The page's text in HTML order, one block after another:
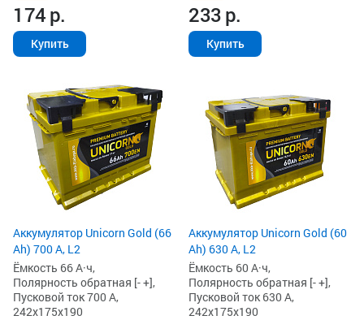
174р.
Купить
233р.
Купить
Аккумулятор Unicorn Gold (66
Ah) 700 А, L2
Ёмкость 66 А·ч,
Полярность обратная [- +],
Пусковой ток 700 А,
242x175x190
Аккумулятор Unicorn Gold (60
Ah) 630 А, L2
Ёмкость 60 А·ч,
Полярность обратная [- +],
Пусковой ток 630 А,
242x175x190